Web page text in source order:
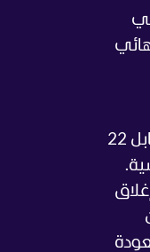
إلا أن أداءها تراجع بشكل واضح أمام أندرييفا، سواء على صعيد الأخطاء المباشرة، حيث ارتكبت 34 خطأ مقابل 22
الروسية.